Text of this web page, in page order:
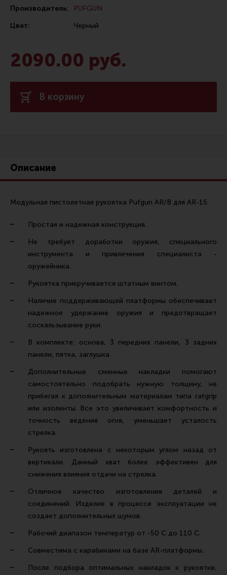
Сошки
Антабки и ремни
Тюнинг для пистолетов
Все разделы
Снаряжение для IPSC
Кобуры для IPSC
Холощение и тренировки
Другие аксессуары IPSC
Экипировка
Стрелковые очки
Стрелковые наушники
Кобуры
Перчатки
Разгрузочные системы и защита
Тактическая медицина
Чехлы, рюкзаки, сумки
Фонари
Оружейная химия
Инструменты и другие аксессуары
Производитель:
PUFGUN
Цвет:
Черный
2090.00 руб.
В корзину
Описание
Модульная пистолетная рукоятка Pufgun AR/B для AR-15.
Простая и надежная конструкция.
Не требует доработки оружия, специального
инструмента и привлечения специалиста -
оружейника.
Рукоятка прикручивается штатным винтом.
Наличие поддерживающей платформы обеспечивает
надежное удержание оружия и предотвращает
соскальзывание руки.
В комплекте: основа, 3 передних панели, 3 задних
панели, пятка, заглушка
Дополнительные сменные накладки помогают
самостоятельно подобрать нужную толщину, не
прибегая к дополнительным материалам типа ratgrip
или изоленты. Все это увеличивает комфортность и
точность ведения огня, уменьшает усталость
стрелка.
Рукоять изготовлена с некоторым углом назад от
вертикали. Данный хват более эффективен для
снижения влияния отдачи на стрелка.
Отличное качество изготовления деталей и
соединений. Изделие в процессе эксплуатации не
создает дополнительных шумов.
Рабочий диапазон температур от -50 С до 110 С.
Совместима с карабинами на базе AR-платформы.
После подбора оптимальных накладок к рукоятке,